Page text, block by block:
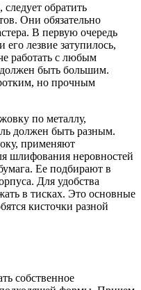
следует обратить
Они обязательно
В первую очередь
лезвие затупилось,
работать с любым
быть большим.
но прочным
по металлу,
должен быть разным.
применяют
шлифования неровностей
Ее подбирают в
Для удобства
в тисках. Это основные
кисточки разной
собственное